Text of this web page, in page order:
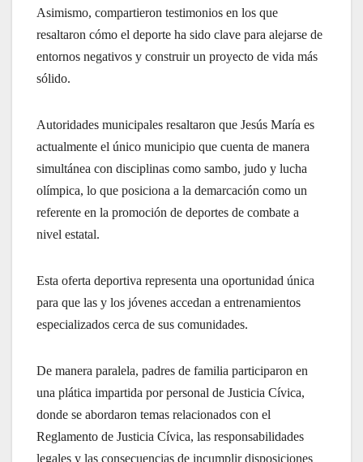
Asimismo, compartieron testimonios en los que
resaltaron cómo el deporte ha sido clave para alejarse de
entornos negativos y construir un proyecto de vida más
sólido.
Autoridades municipales resaltaron que Jesús María es
actualmente el único municipio que cuenta de manera
simultánea con disciplinas como sambo, judo y lucha
olímpica, lo que posiciona a la demarcación como un
referente en la promoción de deportes de combate a
nivel estatal.
Esta oferta deportiva representa una oportunidad única
para que las y los jóvenes accedan a entrenamientos
especializados cerca de sus comunidades.
De manera paralela, padres de familia participaron en
una plática impartida por personal de Justicia Cívica,
donde se abordaron temas relacionados con el
Reglamento de Justicia Cívica, las responsabilidades
legales y las consecuencias de incumplir disposiciones